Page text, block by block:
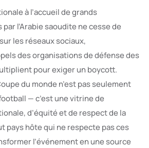
à l’accueil de grands
l’Arabie saoudite ne cesse de
les réseaux sociaux,
des organisations de défense des
pour exiger un boycott.
du monde n’est pas seulement
— c’est une vitrine de
d’équité et de respect de la
pays hôte qui ne respecte pas ces
l’événement en une source